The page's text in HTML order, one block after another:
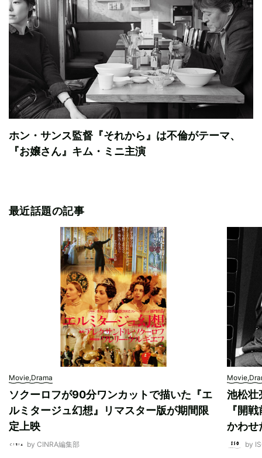
ホン・サンス監督『それから』は不倫がテーマ、
『お嬢さん』キム・ミニ主演
最近話題の記事
Movie,Drama
ソクーロフが90分ワンカットで描いた『エ
ルミタージュ幻想』リマスター版が期間限
定上映
by CINRA編集部
池松壮
『開
かわせ
by